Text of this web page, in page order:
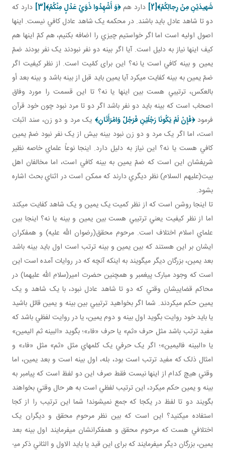
شَهيدَيْنِ مِنْ رِجالِكُمْ﴾[2] دارد هم﴿وَ أَشْهِدُوا ذَوَيْ عَدْلٍ مِنْكُمْ﴾[3]
دارد که
دو تا شاهد عادل بايد باشند. در محکمه يک شاهد عادل کافي نيست. اينها
اصول اوليه است اما اگر خواستيم چيزي را اضافه بکنيم، هم کمّ اينها هم
کيف اينها نياز به دليل است. آيا اگر بينه دو نفر نبودند يک نفر بودند ضمّ
يمين و بينه کافي است يا نه؟ اين برای کمّيت است. از نظر کيفيت اگر
ضمّ يمين به بينه کفايت مي کرد آيا يمين بايد قبل از بينه باشد و بينه بعد أو
بالعکس، ترتيبي هست بين اينها يا نه؟ تا اين قسمت را مورد وفاق
اصحاب است که بينه بايد دو نفر باشد اگر دو تا مرد نبود چون خود قرآن
فرمود﴿فَإِنْ لَمْ يَكُونَا رَجُلَيْنِ فَرَجُلٌ وَامْرَأَتَانِ﴾ يک مرد و دو زن، سند اثبات
است، اما اگر يک مرد و دو زن نبود بينه بيش از يک نفر نبود ضمّ يمين
کافي هست يا نه؟ اين نياز به دليل دارد. اينجا نوعاً علماي خاصه نظير
شريفشان اين است که ضمّ يمين به بينه کافي است، اما مخالفان اهل
بيت(عليهم السلام) نظر ديگري دارند که ممکن است در اثناي بحث اشاره
بشود.
تا اينجا روشن است که از نظر کميت يک يمين و يک شاهد کفايت مي کند
اما از نظر کيفيت يعني ترتيبي هست بين يمين و بينه يا نه؟ اينجا بين
علماي اسلام اختلاف است. مرحوم محقق(رضوان الله عليه) و همفکران
ايشان بر اين هستند که بين يمين و بينه ترتب است اول بايد بينه باشد
بعد يمين، بزرگان ديگر مي گويند به اينکه آنچه که در روايات آمده است اين
است که وجود مبارک پيغمبر و همچنين حضرت امير(سلام الله عليهما) در
محاکم قضايي شان وقتي که دو تا شاهد عادل نبود، با يک شاهد و يک
يمين حکم مي کردند. شما اگر بخواهيد ترتيبي بين بينه و يمين قائل باشيد
يا بايد خود روايت بگويد اول بينه و دوم يمين، يا در روايت لفظي باشد که
مفيد ترتب باشد مثل حرف «ثم» يا حرف «فاء»؛ بگويد «البينه ثم اليمين»
يا «البينه فاليمين»؛ اگر يک حرفي يک کلمه اي مثل «ثم» مثل «فاء» و
امثال ذلک که مفيد ترتب است بود، بله، اول بينه است و بعد يمين، اما
وقتي هيچ کدام از اينها نيست فقط صرف اين دو لفظ است که پيامبر به
بينه و يمين حکم مي کرد، اين ترتيب لفظي است به هر حال وقتي بخواهند
بگويند دو تا لفظ در يکجا که جمع نمي شوند! شما اين ترتيب را از کجا
استفاده مي کنيد؟ اين است که بين نظر مرحوم محقق و ديگران يک
اختلافي هست که مرحوم محقق و همفکرانشان مي فرمايند اول بينه بعد
يمين، بزرگان ديگر مي فرمايند که برای اين قيد يا بايد الاول و الثاني ذکر می­